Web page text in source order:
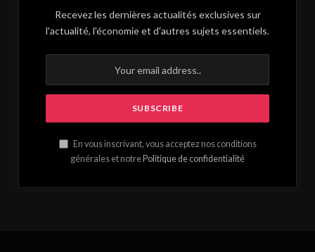
Recevez les dernières actualités exclusives sur
l'actualité, l'économie et d'autres sujets essentiels.
En vous inscrivant, vous acceptez nos conditions
générales et notre Politique de confidentialité